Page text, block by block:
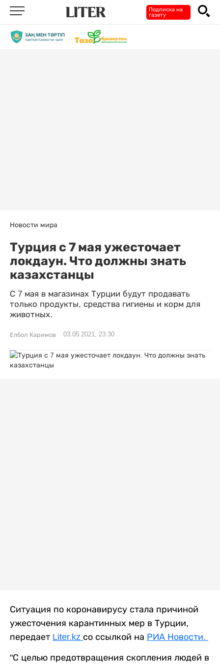
Подписка на
газету
Новости мира
Турция с 7 мая ужесточает
локдаун. Что должны знать
казахстанцы
С 7 мая в магазинах Турции будут продавать
только продукты, средства гигиены и корм для
животных.
Елбол Каримов 03.05.2021, 23:30
Ситуация по коронавирусу стала причиной
ужесточения карантинных мер в Турции,
передает Liter.kz со ссылкой на РИА Новости.
"С целью предотвращения скопления людей в